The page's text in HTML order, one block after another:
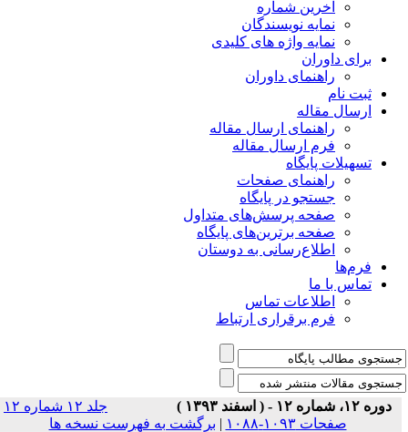
آخرین شماره
نمایه نویسندگان
نمایه واژه های کلیدی
برای داوران
راهنمای داوران
ثبت نام
ارسال مقاله
راهنمای ارسال مقاله
فرم ارسال مقاله
تسهیلات پایگاه
راهنمای صفحات
جستجو در پایگاه
صفحه پرسش‌های متداول
صفحه برترین‌های پایگاه
اطلاع‌رسانی به دوستان
فرم‌ها
تماس با ما
اطلاعات تماس
فرم برقراری ارتباط
دوره ۱۲، شماره ۱۲ - ( اسفند ۱۳۹۳ )
جلد ۱۲ شماره ۱۲
صفحات ۱۰۹۳-۱۰۸۸
| برگشت به فهرست نسخه ها